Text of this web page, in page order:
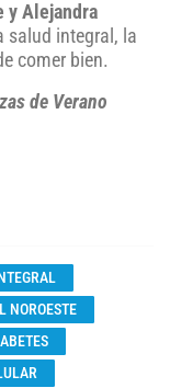
y Alejandra
salud integral, la
comer bien.
de Verano
NOROESTE